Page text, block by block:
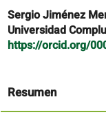
Contenido
principal
del
artículo
Sergio Jiménez
Universidad
https://orcid.org/
Resumen